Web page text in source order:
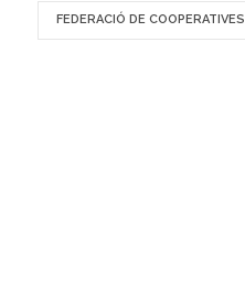
FEDERACIÓ DE COOPERATIVES